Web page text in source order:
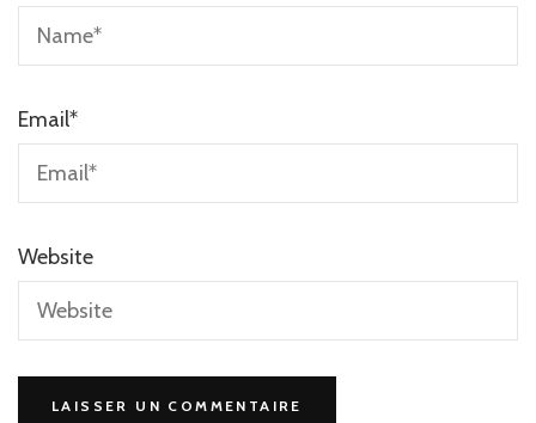
Email*
Website